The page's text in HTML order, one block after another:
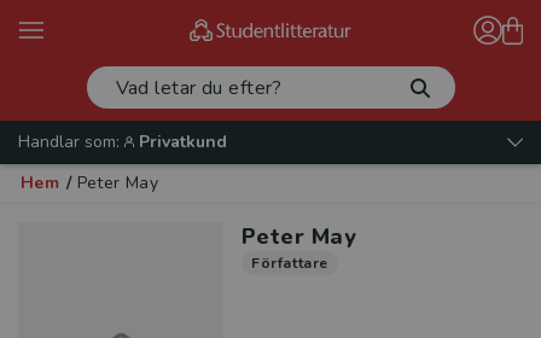
Handlar som:
Privatkund
Hem / Peter May
Peter May
Författare